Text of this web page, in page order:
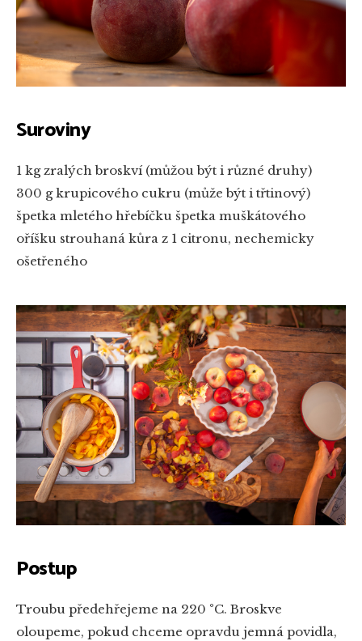
Suroviny
1 kg zralých broskví (můžou být i různé druhy)
300 g krupicového cukru (může být i třtinový)
špetka mletého hřebíčku špetka muškátového
oříšku strouhaná kůra z 1 citronu, nechemicky
ošetřeného
Postup
Troubu předehřejeme na 220 °C. Broskve
oloupeme, pokud chceme opravdu jemná povidla,